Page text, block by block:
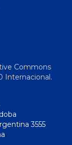
Commons
Internacional.
3555